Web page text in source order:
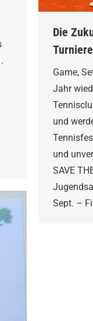
Die
Game,
Jahr
und
und
SAVE
Sept. –